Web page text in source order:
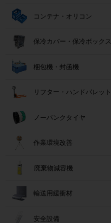
コンテナ・オリコン
保冷カバー・保冷ボックス
梱包機・封函機
リフター・ハンドパレット
ノーパンクタイヤ
作業環境改善
廃棄物減容機
輸送用緩衝材
安全設備